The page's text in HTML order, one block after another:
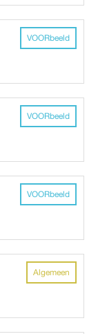
VOORbeeld
VOORbeeld
VOORbeeld
Algemeen